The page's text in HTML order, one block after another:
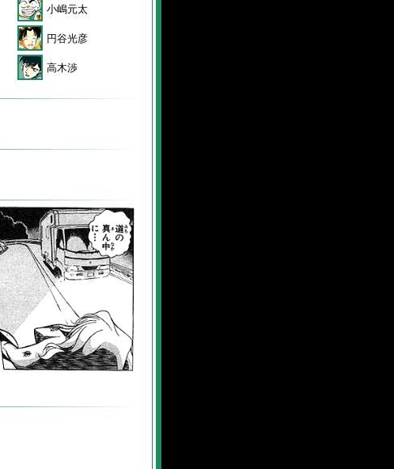
小嶋元太
円谷光彦
高木渉